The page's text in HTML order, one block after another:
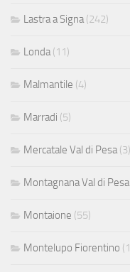
Lastra a Signa(242)
Londa(11)
Malmantile (4)
Marradi (5)
Mercatale Val di Pesa(3)
Montagnana Val di Pesa
Montaione (55)
Montelupo Fiorentino